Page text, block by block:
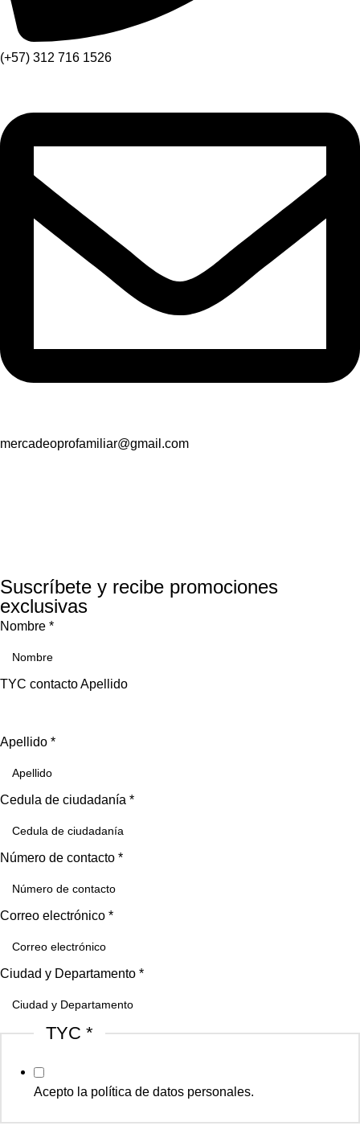
(+57) 312 716 1526
mercadeoprofamiliar@gmail.com
Suscríbete y recibe promociones
exclusivas
Nombre *
TYC contacto Apellido
Apellido *
Cedula de ciudadanía *
Número de contacto *
Correo electrónico *
Ciudad y Departamento *
TYC *
Acepto la política de datos personales.